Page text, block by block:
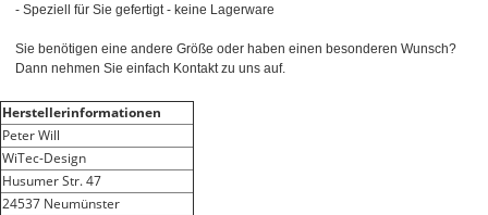
- Speziell für Sie gefertigt - keine Lagerware
Sie benötigen eine andere Größe oder haben einen besonderen Wunsch?
Dann nehmen Sie einfach Kontakt zu uns auf.
Herstellerinformationen
Peter Will
WiTec-Design
Husumer Str. 47
24537 Neumünster